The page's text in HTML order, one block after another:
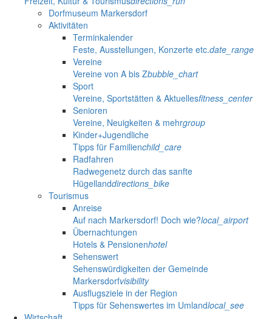
Dorfmuseum Markersdorf
Aktivitäten
Terminkalender
Feste, Ausstellungen, Konzerte etc.date_range
Vereine
Vereine von A bis Zbubble_chart
Sport
Vereine, Sportstätten & Aktuellesfitness_center
Senioren
Vereine, Neuigkeiten & mehrgroup
Kinder+Jugendliche
Tipps für Familienchild_care
Radfahren
Radwegenetz durch das sanfte
Hügellanddirections_bike
Tourismus
Anreise
Auf nach Markersdorf! Doch wie?local_airport
Übernachtungen
Hotels & Pensionenhotel
Sehenswert
Sehenswürdigkeiten der Gemeinde
Markersdorfvisibility
Ausflugsziele in der Region
Tipps für Sehenswertes im Umlandlocal_see